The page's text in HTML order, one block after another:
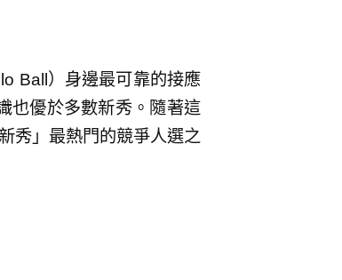
Ball）身邊最可靠的接應
也優於多數新秀。隨著這
秀」最熱門的競爭人選之